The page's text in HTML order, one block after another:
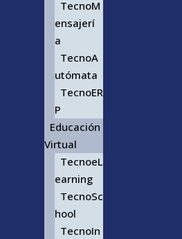
TecnoM
ensajerí
a
TecnoA
utómata
TecnoER
P
Educación
Virtual
TecnoeL
earning
TecnoSc
hool
TecnoIn